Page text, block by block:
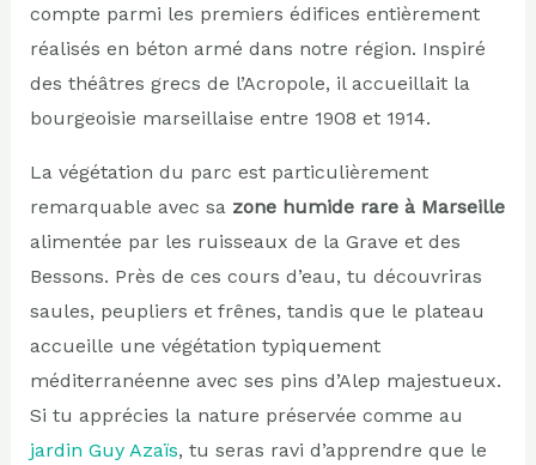
compte parmi les premiers édifices entièrement
réalisés en béton armé dans notre région. Inspiré
des théâtres grecs de l’Acropole, il accueillait la
bourgeoisie marseillaise entre 1908 et 1914.
La végétation du parc est particulièrement
remarquable avec sa zone humide rare à Marseille
alimentée par les ruisseaux de la Grave et des
Bessons. Près de ces cours d’eau, tu découvriras
saules, peupliers et frênes, tandis que le plateau
accueille une végétation typiquement
méditerranéenne avec ses pins d’Alep majestueux.
Si tu apprécies la nature préservée comme au
jardin Guy Azaïs, tu seras ravi d’apprendre que le